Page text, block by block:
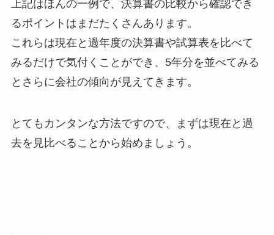
上記はほんの一例で、決算書の比較から確認でき
るポイントはまだたくさんあります。
これらは現在と過年度の決算書や試算表を比べて
みるだけで気付くことができ、5年分を並べてみる
とさらに会社の傾向が見えてきます。
とてもカンタンな方法ですので、まずは現在と過
去を見比べることから始めましょう。